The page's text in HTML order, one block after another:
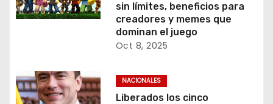
sin límites, beneficios para
creadores y memes que
dominan el juego
Oct 8, 2025
NACIONALES
Liberados los cinco